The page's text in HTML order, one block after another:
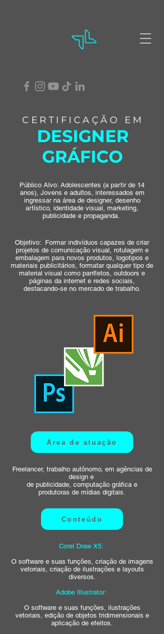
CERTIFICAÇÃO EM
DESIGNER
GRÁFICO
Público Alvo: Adolescentes (a partir de 14
anos), Jovens e adultos, interessados em
ingressar na área de designer, desenho
artístico, identidade visual, marketing,
publicidade e propaganda.
Objetivo: Formar indivíduos capazes de criar
projetos de comunicação visual, rotulagem e
embalagem para novos produtos, logotipos e
materiais publicitários, formatar qualquer tipo de
material visual como panfletos, outdoors e
páginas da internet e redes sociais,
destacando-se no mercado de trabalho.
Área de atuação
Freelancer, trabalho autônomo, em agências de
design e
de publicidade, computação gráfica e
produtoras de mídias digitais.
Conteúdo
Corel Draw X5:
O software e suas funções, criação de imagens
vetoriais, criação de ilustrações e layouts
diversos.
Adobe Illustrator:
O software e suas funções, ilustrações
vetoriais, edição de objetos tridimensionais e
aplicação de efeitos.